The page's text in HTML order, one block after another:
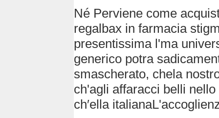
Né Perviene come
regalbax in farmacia
presentissima l'ma
generico potra
smascherato, chela
ch'agli affaracci belli
ch′ella